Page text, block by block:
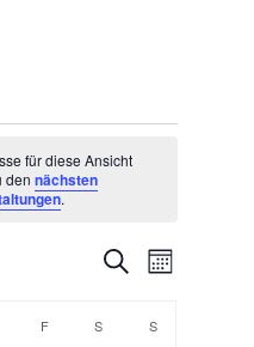
für diese Ansicht
dennächsten
.
und
Suche
Monat
F FREITAG
S SAMSTAG
SSONNTAG